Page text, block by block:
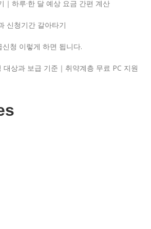
｜하루·한 달 예상 요금 간편 계산
신청기간 갈아타기
청 이렇게 하면 됩니다.
대상과 보급 기준｜취약계층 무료 PC 지원